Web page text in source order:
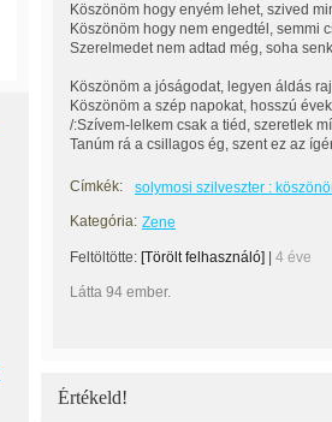
Köszönöm hogy enyém lehet, szived
Köszönöm hogy nem engedtél, semmi
Szerelmedet nem adtad még, soha
Köszönöm a jóságodat, legyen áldás
Köszönöm a szép napokat, hosszú
/:Szívem-lelkem csak a tiéd, szeretlek
Tanúm rá a csillagos ég, szent ez az
Címkék:
solymosi szilveszter :
Kategória: Zene
Feltöltötte: [Törölt felhasználó] 4 éve
Látta 94 ember.
Értékeld!